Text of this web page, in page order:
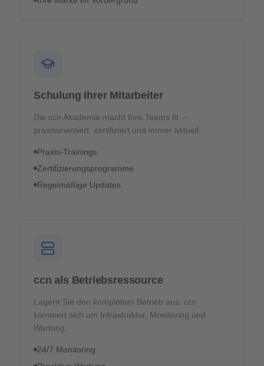
Schulung Ihrer Mitarbeiter
Die ccn Akademie macht Ihre Teams fit –
praxisorientiert, zertifiziert und immer aktuell.
Praxis-Trainings
Zertifizierungsprogramme
Regelmäßige Updates
ccn als Betriebsressource
Lagern Sie den kompletten Betrieb aus. ccn
kümmert sich um Infrastruktur, Monitoring und
Wartung.
24/7 Monitoring